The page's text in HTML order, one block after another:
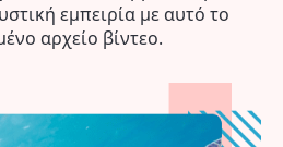
εμπειρία με αυτό το
αρχείο βίντεο.